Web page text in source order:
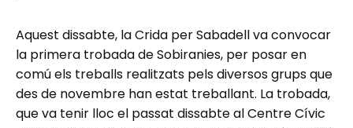
Aquest dissabte, la Crida per Sabadell va convocar
la primera trobada de Sobiranies, per posar en
comú els treballs realitzats pels diversos grups que
des de novembre han estat treballant. La trobada,
que va tenir lloc el passat dissabte al Centre Cívic